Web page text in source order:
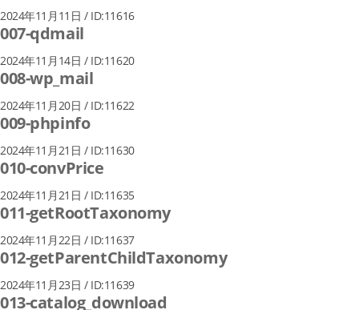
2024年11月11日 / ID:11616
007-qdmail
2024年11月14日 / ID:11620
008-wp_mail
2024年11月20日 / ID:11622
009-phpinfo
2024年11月21日 / ID:11630
010-convPrice
2024年11月21日 / ID:11635
011-getRootTaxonomy
2024年11月22日 / ID:11637
012-getParentChildTaxonomy
2024年11月23日 / ID:11639
013-catalog_download